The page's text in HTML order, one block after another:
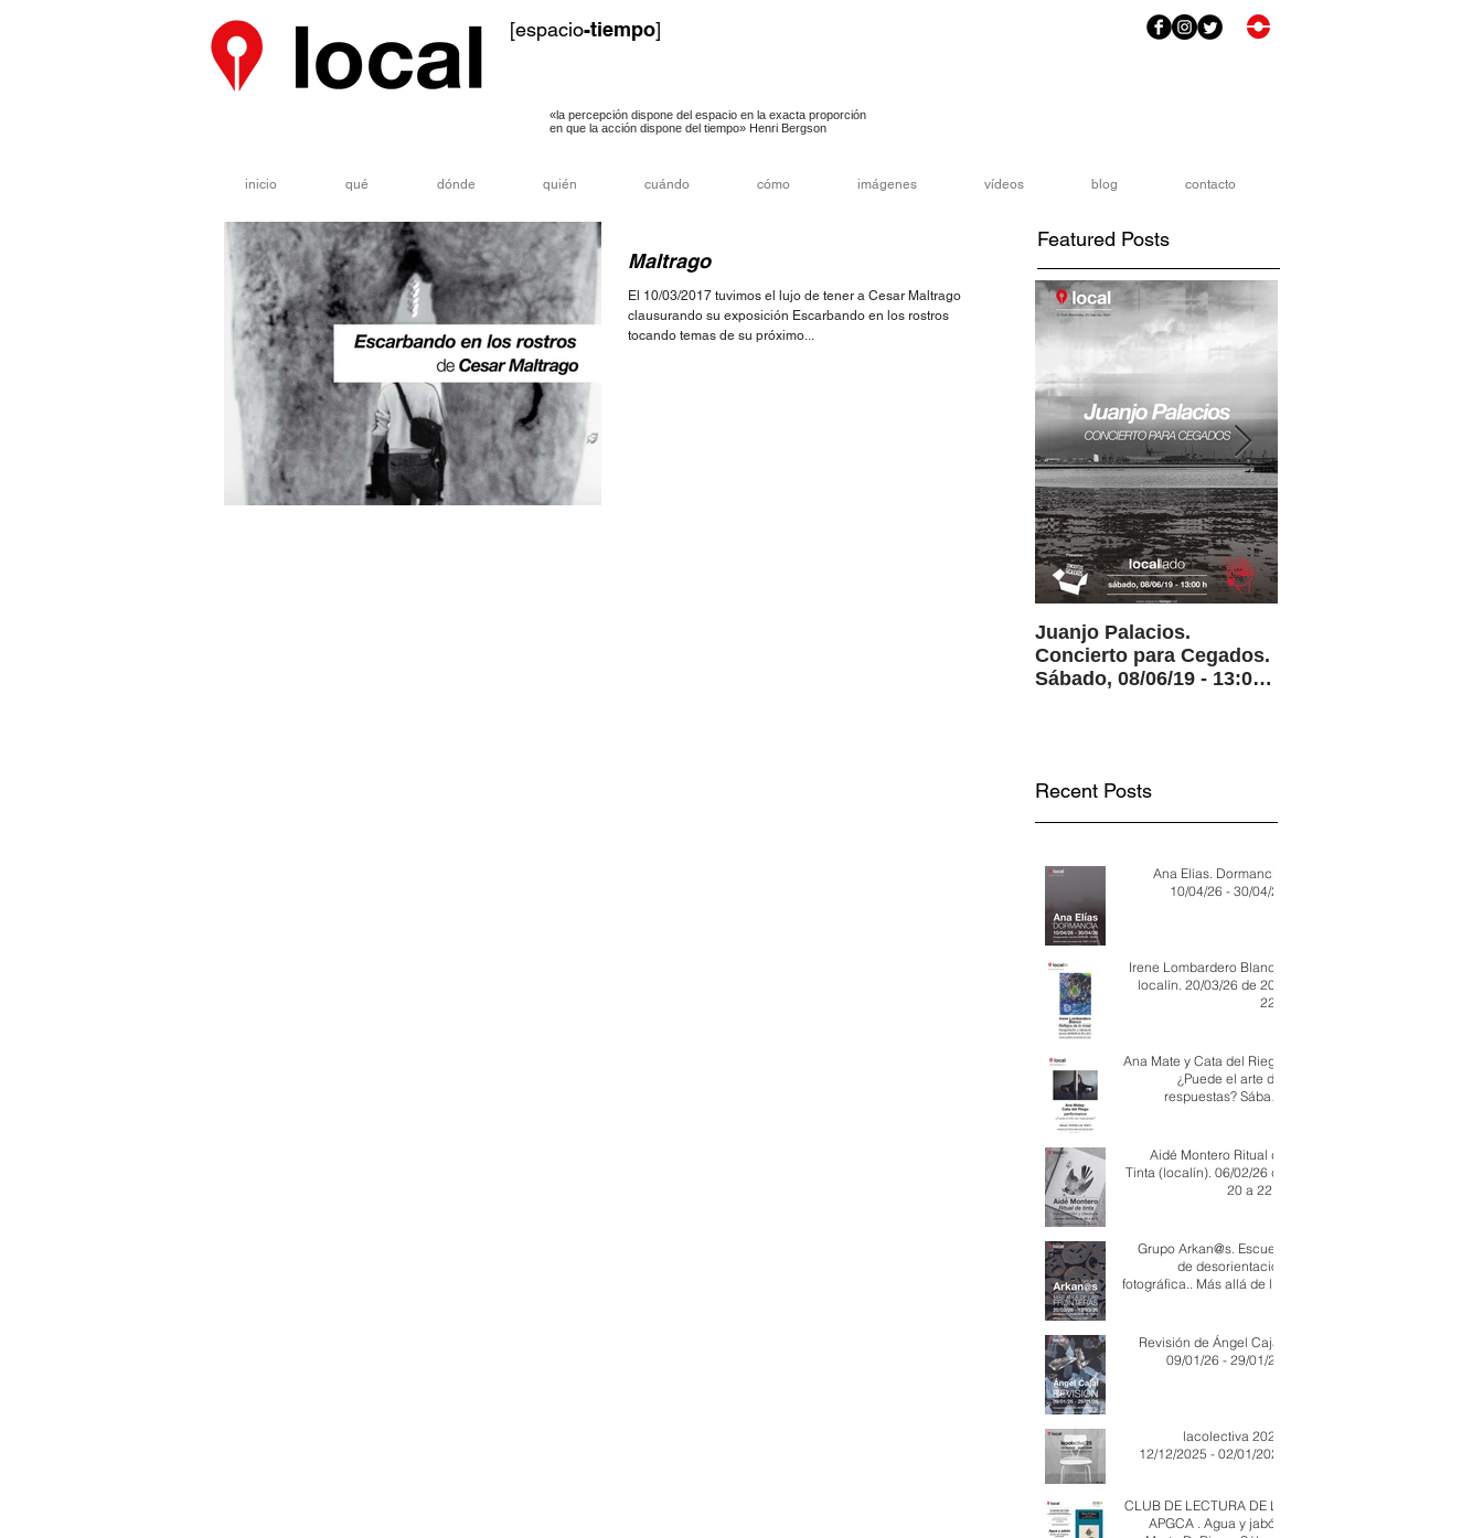
[espacio-tiempo]
«la percepción dispone del espacio en la exacta proporción
en que la acción dispone del tiempo» Henri Bergson
inicio qué dónde quién cuándo cómo imágenes vídeos blog contacto
Maltrago
El 10/03/2017 tuvimos el lujo de tener a Cesar Maltrago
clausurando su exposición Escarbando en los rostros
tocando temas de su próximo...
Recent Posts
Ana Elías. Dormancia.
10/04/26 - 30/04/26
Irene Lombardero Blanco.
localín. 20/03/26 de 20 a
22 h
Ana Mate y Cata del Riego.
¿Puede el arte dar
respuestas? Sábado
Aidé Montero Ritual de
Tinta (localín). 06/02/26 de
20 a 22 h.
Grupo Arkan@s. Escuela
de desorientación
fotográfica.. Más allá de las
Revisión de Ángel Cajal.
09/01/26 - 29/01/26.
lacolectiva 2025.
12/12/2025 - 02/01/2026
CLUB DE LECTURA DE LA
APGCA . Agua y jabón.
Featured Posts
Juanjo Palacios.
Concierto para Cegados.
Sábado, 08/06/19 - 13:00